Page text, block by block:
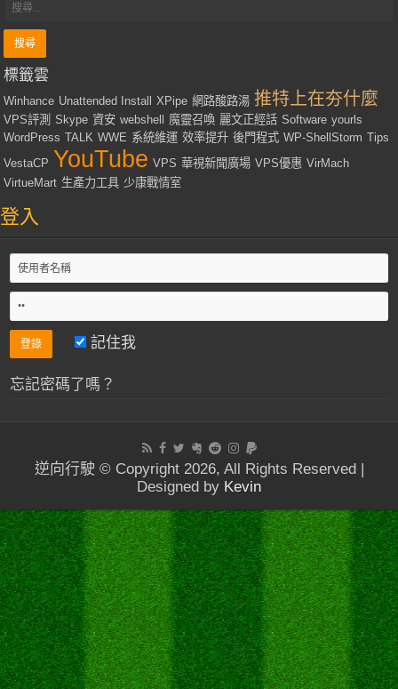
標籤雲
Winhance Unattended Install XPipe 網路酸路湯 推特上在夯什麼
VPS評測 Skype 資安 webshell 魔靈召喚 麗文正經話 Software yourls
WordPress TALK WWE 系統維運 效率提升 後門程式 WP-ShellStorm Tips
VestaCP YouTube VPS 華視新聞廣場 VPS優惠 VirMach
VirtueMart 生產力工具 少康戰情室
登入
記住我
忘記密碼了嗎？
逆向行駛 © Copyright 2026, All Rights Reserved |
Designed by Kevin